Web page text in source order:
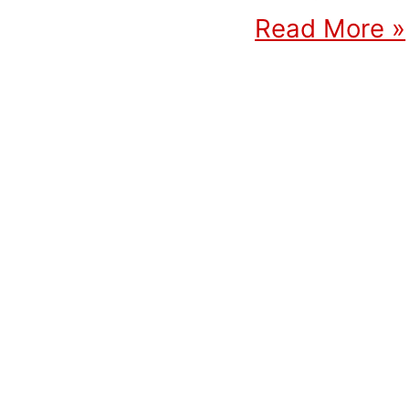
Read More »